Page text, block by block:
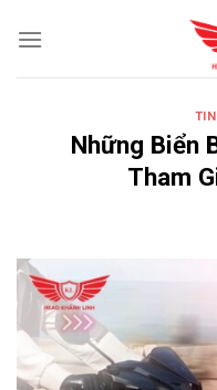
Những Biển
Tham